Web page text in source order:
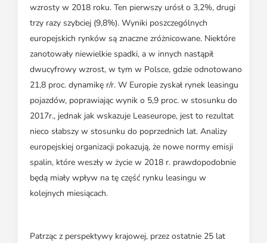
wzrosty w 2018 roku. Ten pierwszy urósł o 3,2%, drugi
trzy razy szybciej (9,8%). Wyniki poszczególnych
europejskich rynków są znaczne zróżnicowane. Niektóre
zanotowały niewielkie spadki, a w innych nastąpił
dwucyfrowy wzrost, w tym w Polsce, gdzie odnotowano
21,8 proc. dynamikę r/r. W Europie zyskał rynek leasingu
pojazdów, poprawiając wynik o 5,9 proc. w stosunku do
2017r., jednak jak wskazuje Leaseurope, jest to rezultat
nieco słabszy w stosunku do poprzednich lat. Analizy
europejskiej organizacji pokazują, że nowe normy emisji
spalin, które weszły w życie w 2018 r. prawdopodobnie
będą miały wpływ na tę część rynku leasingu w
kolejnych miesiącach.
Patrząc z perspektywy krajowej, przez ostatnie 25 lat